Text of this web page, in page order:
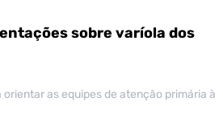
sobre varíola dos
as equipes de atenção primária à